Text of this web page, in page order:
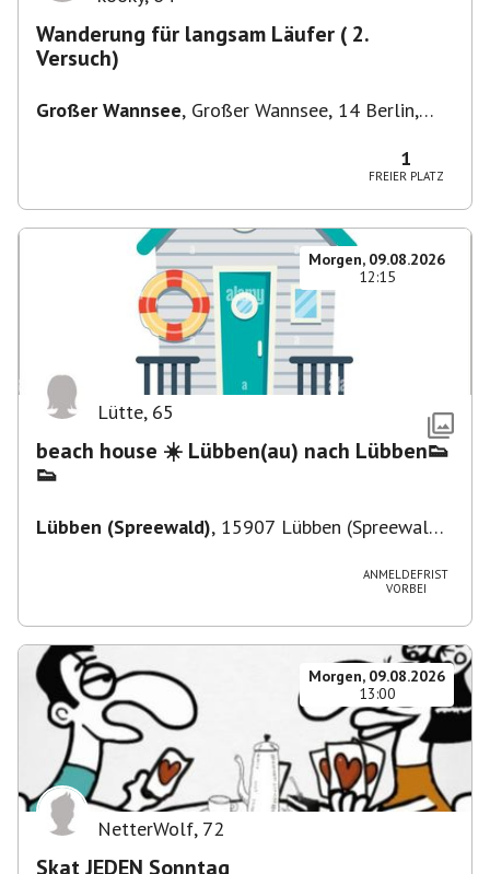
Wanderung für langsam Läufer ( 2.
Versuch)
Großer Wannsee, Großer Wannsee, 14 Berlin,
1
FREIER PLATZ
Morgen, 09.08.2026
12:15
Lütte, 65
beach house ☀️ Lübben(au) nach Lübben👟
👟
Lübben (Spreewald), 15907 Lübben (Spreewald),
ANMELDEFRIST
VORBEI
Morgen, 09.08.2026
13:00
NetterWolf, 72
Skat JEDEN Sonntag